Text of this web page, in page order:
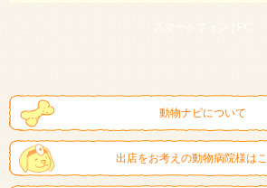
スマートフォン | PC
動物ナビについて
出店をお考えの動物病院様は